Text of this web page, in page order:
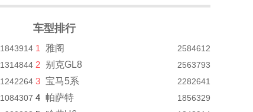
1843914
1314844
1242264
1084307
车型排行
1 雅阁 2584612
2 别克GL8 2563793
3 宝马5系 2282641
4 帕萨特 1856329